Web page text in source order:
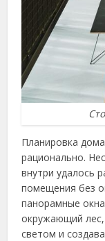
Планировка
рационально.
внутри удалось
помещения без
панорамные
окружающий
светом и